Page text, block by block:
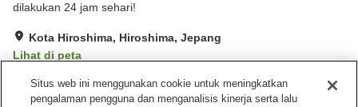
dilakukan 24 jam sehari!
Kota Hiroshima, Hiroshima, Jepang
Lihat di peta
Baik Ulasan:294
Situs web ini menggunakan cookie untuk meningkatkan
pengalaman pengguna dan menganalisis kinerja serta lalu